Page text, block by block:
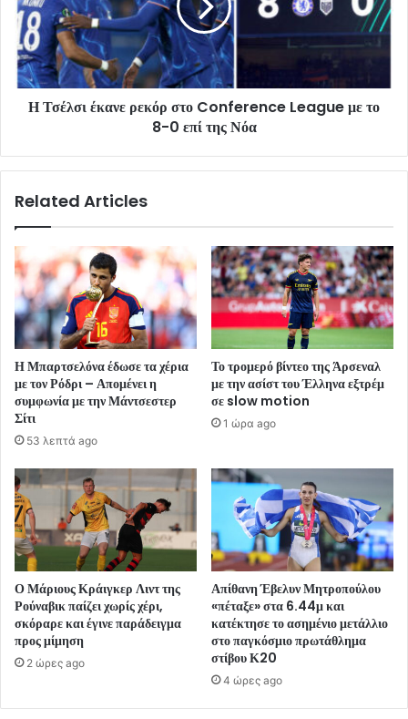
Η Τσέλσι έκανε ρεκόρ στο Conference League με το
8-0 επί της Νόα
Related Articles
Η Μπαρτσελόνα έδωσε τα χέρια
με τον Ρόδρι – Απομένει η
συμφωνία με την Μάντσεστερ
Σίτι
53 λεπτά ago
Το τρομερό βίντεο της Άρσεναλ
με την ασίστ του Έλληνα εξτρέμ
σε slow motion
1 ώρα ago
Ο Μάριους Κράιγκερ Λιντ της
Ρούναβικ παίζει χωρίς χέρι,
σκόραρε και έγινε παράδειγμα
προς μίμηση
2 ώρες ago
Απίθανη Έβελυν Μητροπούλου
«πέταξε» στα 6.44μ και
κατέκτησε το ασημένιο μετάλλιο
στο παγκόσμιο πρωτάθλημα
στίβου Κ20
4 ώρες ago